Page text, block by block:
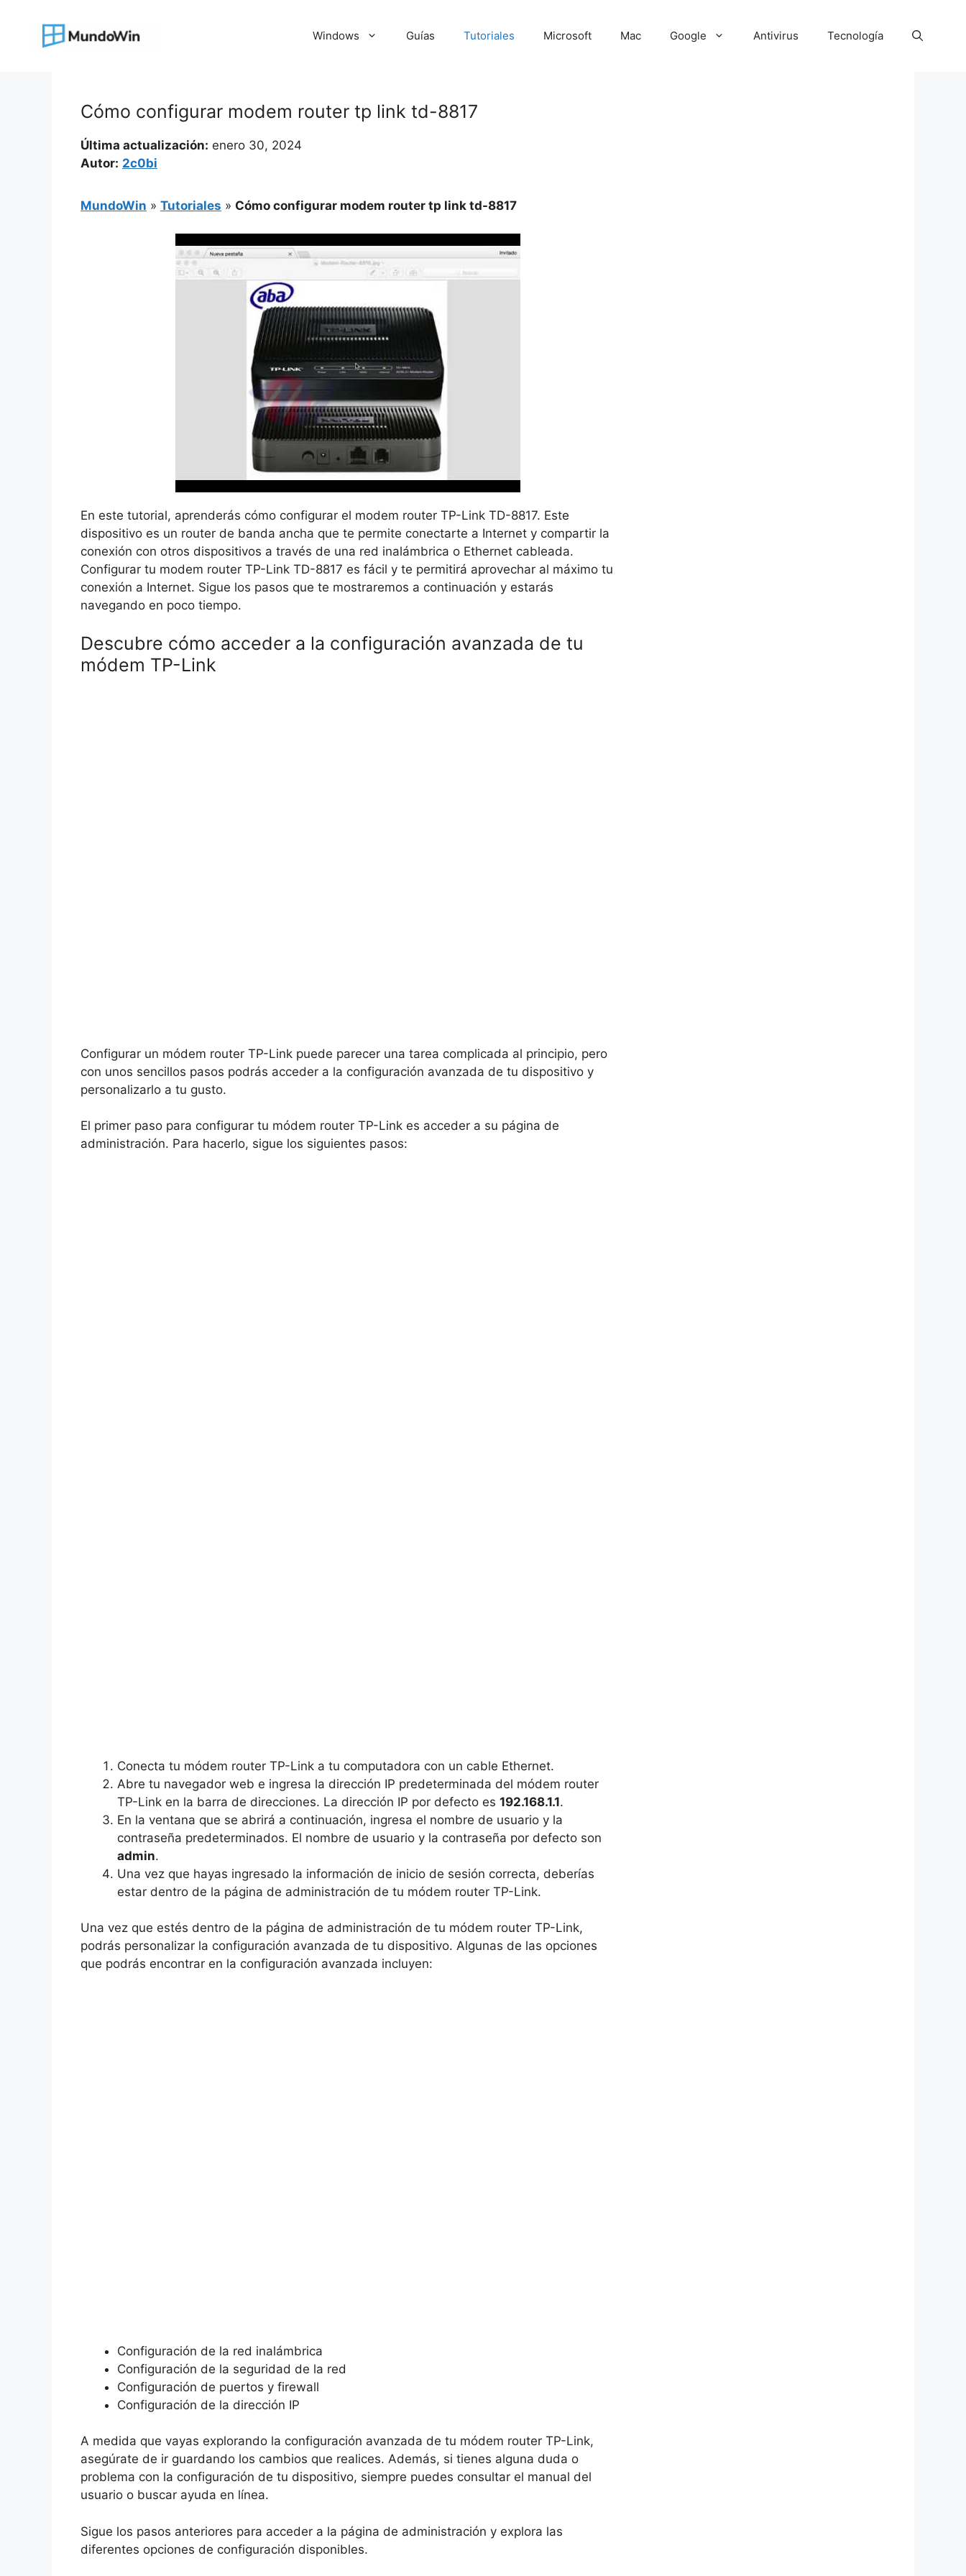
contenido
Windows Guías Tutoriales Microsoft Mac Google Antivirus Tecnología
Cómo configurar modem router tp link td-8817
Última actualización: enero 30, 2024
Autor: 2c0bi
MundoWin » Tutoriales » Cómo configurar modem router tp link td-8817
En este tutorial, aprenderás cómo configurar el modem router TP-Link TD-8817. Este
dispositivo es un router de banda ancha que te permite conectarte a Internet y compartir la
conexión con otros dispositivos a través de una red inalámbrica o Ethernet cableada.
Configurar tu modem router TP-Link TD-8817 es fácil y te permitirá aprovechar al máximo tu
conexión a Internet. Sigue los pasos que te mostraremos a continuación y estarás
navegando en poco tiempo.
Descubre cómo acceder a la configuración avanzada de tu
módem TP-Link
Configurar un módem router TP-Link puede parecer una tarea complicada al principio, pero
con unos sencillos pasos podrás acceder a la configuración avanzada de tu dispositivo y
personalizarlo a tu gusto.
El primer paso para configurar tu módem router TP-Link es acceder a su página de
administración. Para hacerlo, sigue los siguientes pasos:
Conecta tu módem router TP-Link a tu computadora con un cable Ethernet.
Abre tu navegador web e ingresa la dirección IP predeterminada del módem router
TP-Link en la barra de direcciones. La dirección IP por defecto es 192.168.1.1.
En la ventana que se abrirá a continuación, ingresa el nombre de usuario y la
contraseña predeterminados. El nombre de usuario y la contraseña por defecto son
admin.
Una vez que hayas ingresado la información de inicio de sesión correcta, deberías
estar dentro de la página de administración de tu módem router TP-Link.
Una vez que estés dentro de la página de administración de tu módem router TP-Link,
podrás personalizar la configuración avanzada de tu dispositivo. Algunas de las opciones
que podrás encontrar en la configuración avanzada incluyen:
Configuración de la red inalámbrica
Configuración de la seguridad de la red
Configuración de puertos y firewall
Configuración de la dirección IP
A medida que vayas explorando la configuración avanzada de tu módem router TP-Link,
asegúrate de ir guardando los cambios que realices. Además, si tienes alguna duda o
problema con la configuración de tu dispositivo, siempre puedes consultar el manual del
usuario o buscar ayuda en línea.
Sigue los pasos anteriores para acceder a la página de administración y explora las
diferentes opciones de configuración disponibles.